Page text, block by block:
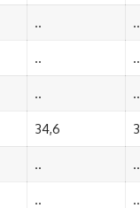
.. ..
.. ..
.. ..
34,6
.. ..
.. ..